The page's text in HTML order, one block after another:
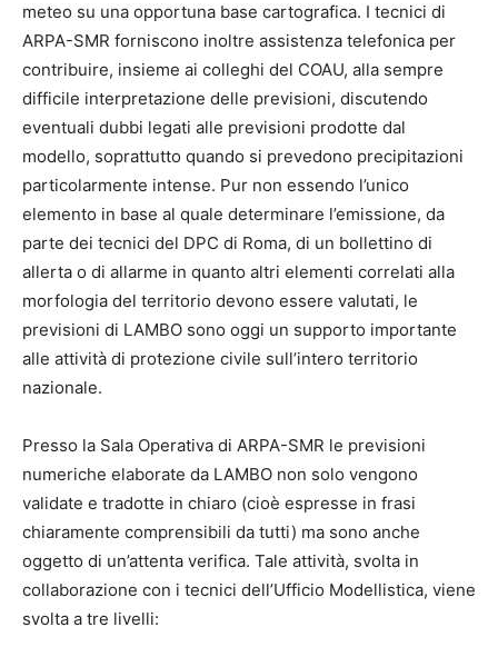
meteo su una opportuna base cartografica. I tecnici di
ARPA-SMR forniscono inoltre assistenza telefonica per
contribuire, insieme ai colleghi del COAU, alla sempre
difficile interpretazione delle previsioni, discutendo
eventuali dubbi legati alle previsioni prodotte dal
modello, soprattutto quando si prevedono precipitazioni
particolarmente intense. Pur non essendo l’unico
elemento in base al quale determinare l’emissione, da
parte dei tecnici del DPC di Roma, di un bollettino di
allerta o di allarme in quanto altri elementi correlati alla
morfologia del territorio devono essere valutati, le
previsioni di LAMBO sono oggi un supporto importante
alle attività di protezione civile sull’intero territorio
nazionale.
Presso la Sala Operativa di ARPA-SMR le previsioni
numeriche elaborate da LAMBO non solo vengono
validate e tradotte in chiaro (cioè espresse in frasi
chiaramente comprensibili da tutti) ma sono anche
oggetto di un’attenta verifica. Tale attività, svolta in
collaborazione con i tecnici dell’Ufficio Modellistica, viene
svolta a tre livelli: